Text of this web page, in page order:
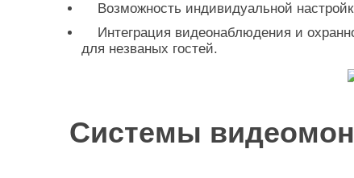
Возможность индивидуальной
Интеграция видеонаблюдения и
для незваных гостей.
Системы